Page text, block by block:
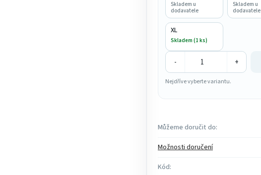
Skladem u
dodavatele
Skladem u
dodavatele
XL
Skladem (1 ks)
- +
Nejdříve vyberte variantu.
Můžeme doručit do:
Možnosti doručení
Kód: